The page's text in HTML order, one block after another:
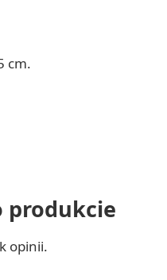
cm.
produkcie
opinii.